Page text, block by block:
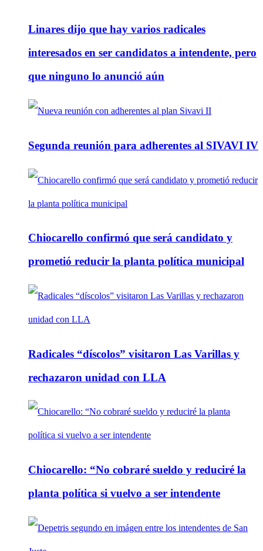
Linares dijo que hay varios radicales
interesados en ser candidatos a intendente, pero
que ninguno lo anunció aún
Segunda reunión para adherentes al SIVAVI IV
Chiocarello confirmó que será candidato y
prometió reducir la planta política municipal
Radicales “díscolos” visitaron Las Varillas y
rechazaron unidad con LLA
Chiocarello: “No cobraré sueldo y reduciré la
planta política si vuelvo a ser intendente